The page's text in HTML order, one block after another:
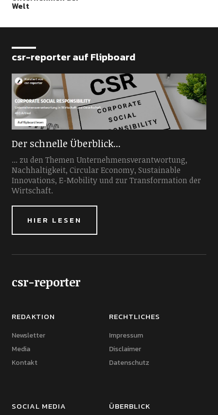
Welt
csr-reporter auf Flipboard
Der schnelle Überblick...
... zu den Themen Unternehmensverantwortung,
Nachhaltigkeit, Circular Economy, Sustainable
Innovations, E-Mobility und zur Transformation der
Wirtschaft.
HIER LESEN
csr-reporter
REDAKTION
Newsletter
Media
Kontakt
RECHTLICHES
Impressum
Disclaimer
Datenschutz
SOCIAL MEDIA ÜBERBLICK